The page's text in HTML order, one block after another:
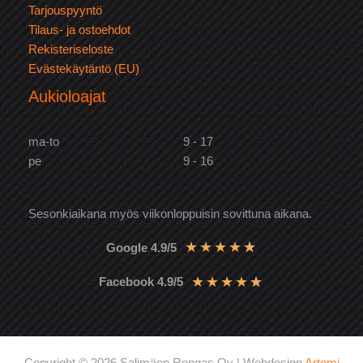
Tarjouspyyntö
Tilaus- ja ostoehdot
Rekisteriseloste
Evästekäytäntö (EU)
Aukioloajat
ma-to
9 - 17
pe
9 - 16
Sesonkiaikana myös viikonloppuisin sovittuna aikana.
Google 4.9/5 ★ ★ ★ ★ ★
Facebook 4.9/5 ★ ★★ ★ ★